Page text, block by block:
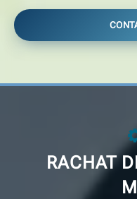
RACHAT